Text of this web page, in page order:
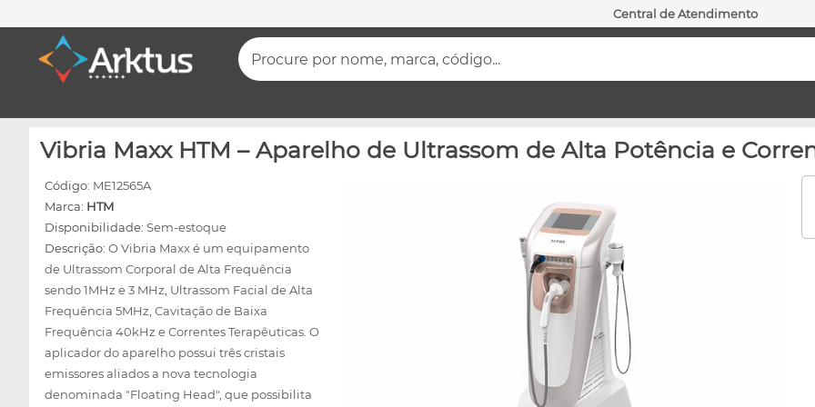
Central de Atendimento
Procure por nome, marca, código...
Vibria Maxx HTM – Aparelho de Ultrassom de Alta Potência e
Código: ME12565A
Marca: HTM
Disponibilidade: Sem-estoque
Descrição: O Vibria Maxx é um equipamento
de Ultrassom Corporal de Alta Frequência
sendo 1MHz e 3 MHz, Ultrassom Facial de Alta
Frequência 5MHz, Cavitação de Baixa
Frequência 40kHz e Correntes Terapêuticas. O
aplicador do aparelho possui três cristais
emissores aliados a nova tecnologia
denominada "Floating Head", que possibilita